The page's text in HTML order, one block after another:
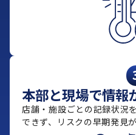
本部と現場で情報
店舗・施設ごとの記録状況
できず、リスクの早期発見